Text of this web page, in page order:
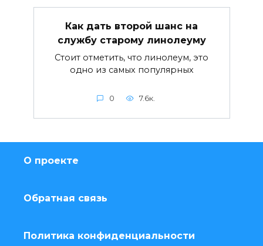
Как дать второй шанс на
службу старому линолеуму
Стоит отметить, что линолеум, это
одно из самых популярных
0 7.6к.
О проекте
Обратная связь
Политика конфиденциальности